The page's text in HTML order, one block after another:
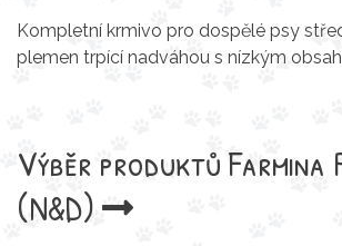
Kompletní krmivo pro dospělé psy
plemen trpící nadváhou s nízkým
Výběr produktůFarmina
(N&D)